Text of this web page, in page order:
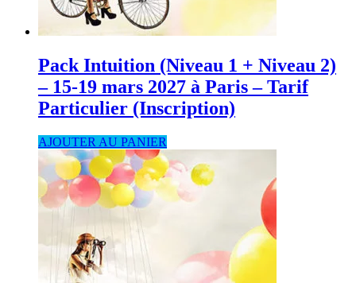
Pack Intuition (Niveau 1 + Niveau 2)
– 15-19 mars 2027 à Paris – Tarif
Particulier (Inscription)
AJOUTER AU PANIER